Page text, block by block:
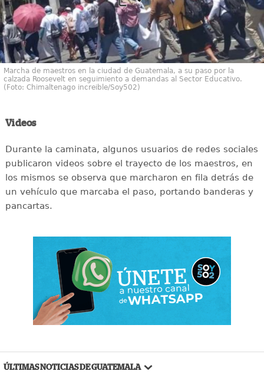
Marcha de maestros en la ciudad de Guatemala, a su paso por la
calzada Roosevelt en seguimiento a demandas al Sector Educativo.
(Foto: Chimaltenago increible/Soy502)
Videos
Durante la caminata, algunos usuarios de redes sociales
publicaron videos sobre el trayecto de los maestros, en
los mismos se observa que marcharon en fila detrás de
un vehículo que marcaba el paso, portando banderas y
pancartas.
ÚLTIMAS NOTICIAS DE GUATEMALA